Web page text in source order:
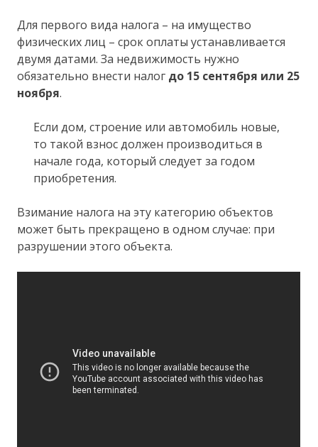
Для первого вида налога – на имущество
физических лиц – срок оплаты устанавливается
двумя датами. За недвижимость нужно
обязательно внести налог до 15 сентября или 25
ноября.
Если дом, строение или автомобиль новые,
то такой взнос должен производиться в
начале года, который следует за годом
приобретения.
Взимание налога на эту категорию объектов
может быть прекращено в одном случае: при
разрушении этого объекта.